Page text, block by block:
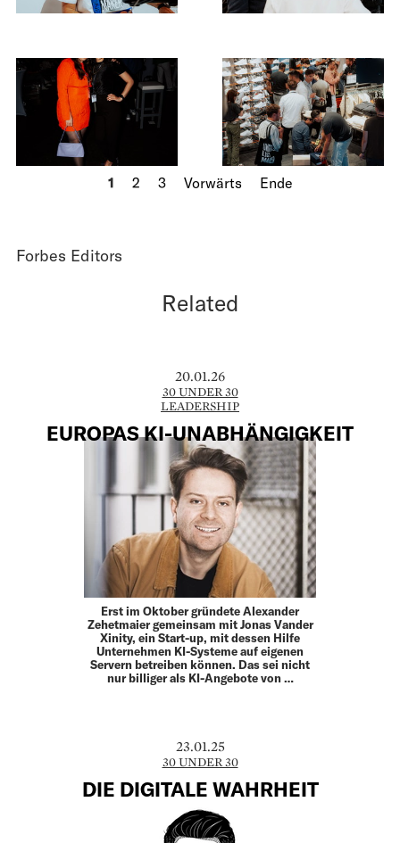
1 2 3 Vorwärts Ende
Forbes Editors
Related
20.01.26
30 UNDER 30
LEADERSHIP
EUROPAS KI-UNABHÄNGIGKEIT
Erst im Oktober gründete Alexander
Zehetmaier gemeinsam mit Jonas Vander
Xinity, ein Start-up, mit dessen Hilfe
Unternehmen KI-Systeme auf eigenen
Servern betreiben können. Das sei nicht
nur billiger als KI-Angebote von …
23.01.25
30 UNDER 30
DIE DIGITALE WAHRHEIT